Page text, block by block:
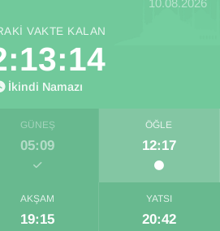
10.08.2026
VAKTE KALAN
İkindi Namazı
GÜNEŞ
05:09
ÖĞLE
12:17
AKŞAM
19:15
YATSI
20:42